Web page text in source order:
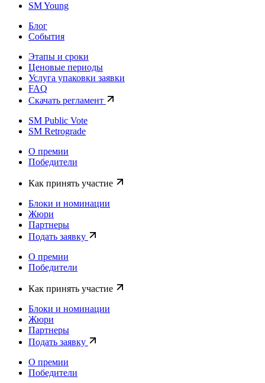
SM Young
Блог
События
Этапы и сроки
Ценовые периоды
Услуга упаковки заявки
FAQ
Скачать регламент
SM Public Vote
SM Retrograde
О премии
Победители
Как принять участие
Блоки и номинации
Жюри
Партнеры
Подать заявку
О премии
Победители
Как принять участие
Блоки и номинации
Жюри
Партнеры
Подать заявку
О премии
Победители